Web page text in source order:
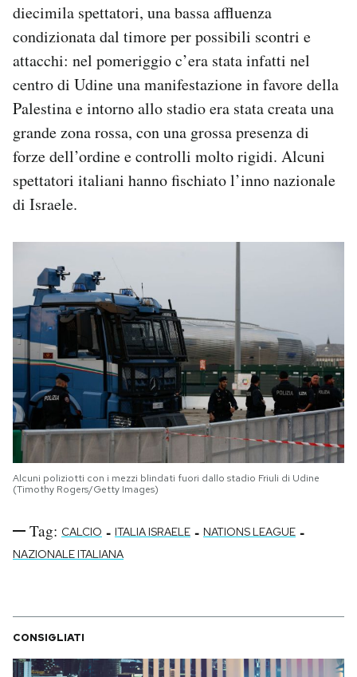
diecimila spettatori, una bassa affluenza
condizionata dal timore per possibili scontri e
attacchi: nel pomeriggio c’era stata infatti nel
centro di Udine una manifestazione in favore della
Palestina e intorno allo stadio era stata creata una
grande zona rossa, con una grossa presenza di
forze dell’ordine e controlli molto rigidi. Alcuni
spettatori italiani hanno fischiato l’inno nazionale
di Israele.
Alcuni poliziotti con i mezzi blindati fuori dallo stadio Friuli di Udine
(Timothy Rogers/Getty Images)
Tag: CALCIO - ITALIA ISRAELE - NATIONS LEAGUE -
NAZIONALE ITALIANA
CONSIGLIATI